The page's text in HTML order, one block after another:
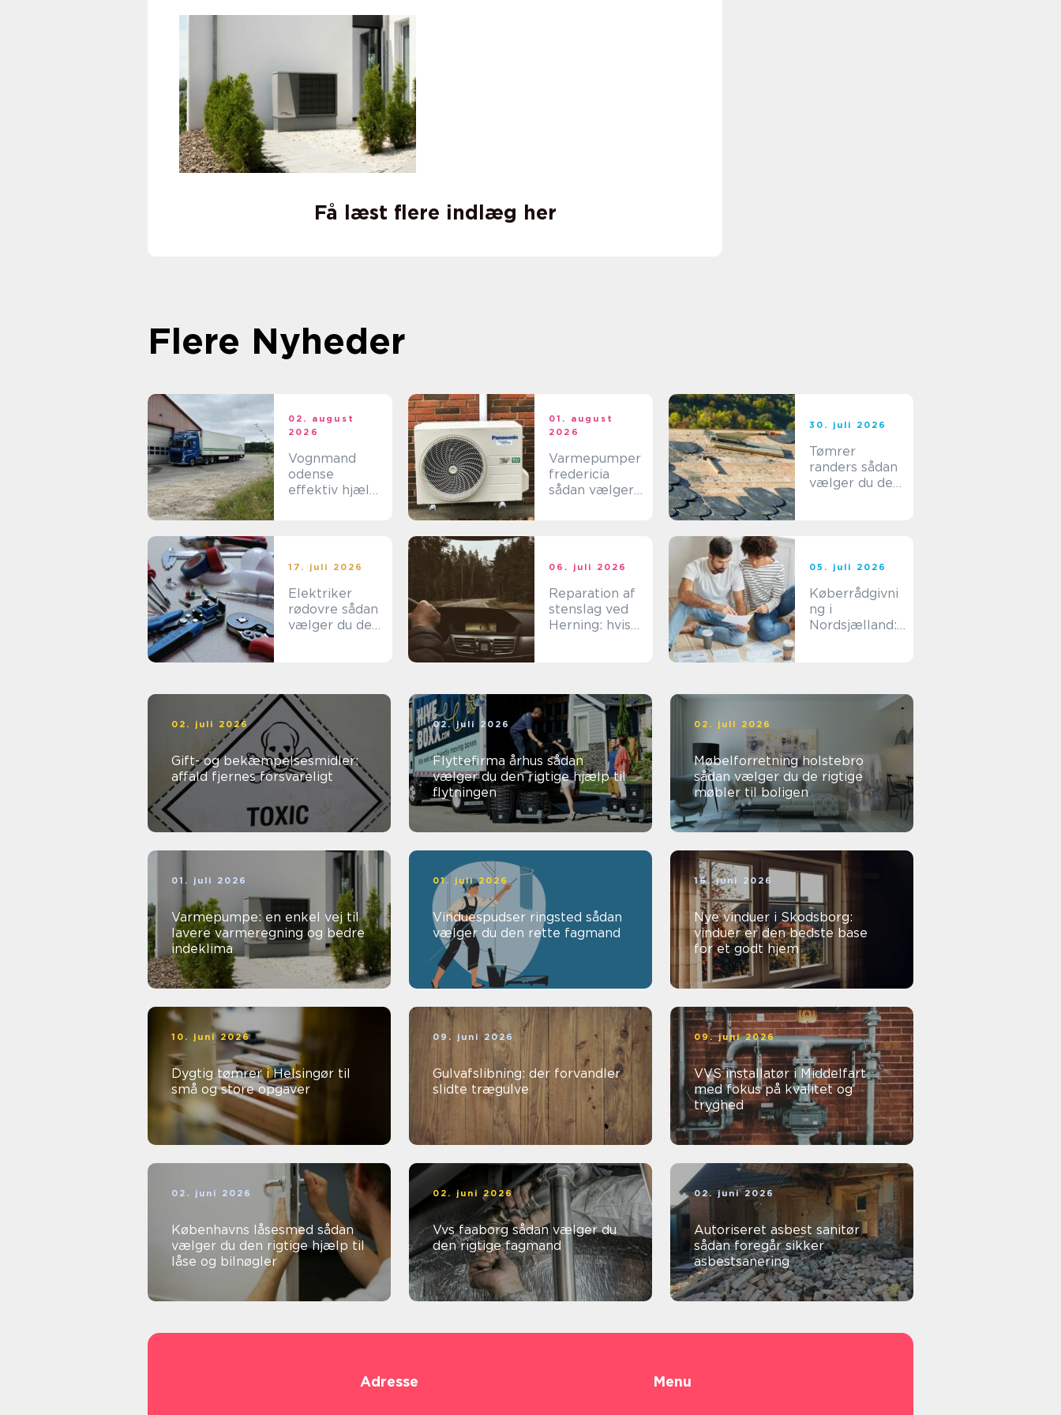
Få læst flere indlæg her
Flere Nyheder
02. august
2026
Vognmand
odense
effektiv hjælp
01. august
2026
Varmepumper
fredericia
sådan vælger
30. juli 2026
Tømrer
randers sådan
vælger du den
17. juli 2026
Elektriker
rødovre sådan
vælger du den
06. juli 2026
Reparation af
stenslag ved
Herning: hvis
05. juli 2026
Køberrådgivni
ng i
Nordsjælland:
02. juli 2026
Gift- og bekæmpelsesmidler:
affald fjernes forsvareligt
02. juli 2026
Flyttefirma århus sådan
vælger du den rigtige hjælp til
flytningen
02. juli 2026
Møbelforretning holstebro
sådan vælger du de rigtige
møbler til boligen
01. juli 2026
Varmepumpe: en enkel vej til
lavere varmeregning og bedre
indeklima
01. juli 2026
Vinduespudser ringsted sådan
vælger du den rette fagmand
16. juni 2026
Nye vinduer i Skodsborg:
vinduer er den bedste base
for et godt hjem
10. juni 2026
Dygtig tømrer i Helsingør til
små og store opgaver
09. juni 2026
Gulvafslibning: der forvandler
slidte trægulve
09. juni 2026
VVS installatør i Middelfart
med fokus på kvalitet og
tryghed
02. juni 2026
Københavns låsesmed sådan
vælger du den rigtige hjælp til
låse og bilnøgler
02. juni 2026
Vvs faaborg sådan vælger du
den rigtige fagmand
02. juni 2026
Autoriseret asbest sanitør
sådan foregår sikker
asbestsanering
Adresse Menu